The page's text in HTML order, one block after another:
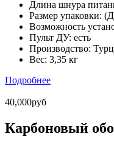
Длина шнура
Размер упаковки:
Возможность
Пульт ДУ: есть
Производство:
Вес: 3,35 кг
Подробнее
40,000руб
Карбоновый